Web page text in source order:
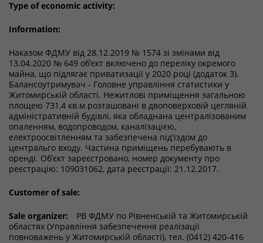
Type of economic activity:
Information:
Наказом ФДМУ від 28.12.2019 № 1574 зі змінами від
13.04.2020 № 649 об’єкт включено до переліку окремого
майна, що підлягає приватизації у 2020 році (додаток 3).
Балансоутримувач - Головне управління статистики у
Житомирській області. Нежитлові приміщення загальною
площею 731,4 кв.м розташовані в двоповерховій цегляній
адміністративній будівлі, яка обладнана централізованим
опаленням, водопроводом, каналізацією,
електроосвітленням та забезпечена під'їздом до
центральго входу. Частина приміщень перебувають в
оренді. Об’єкт зареєстровано, номер документу про
реєстрацію: 109031062, дата реєстрації: 21.12.2017.
Customer of sale:
Sale organizer:
РВ ФДМУ по Рівненській та Житомирській
областях (Управління забезпечення реалізації
повноважень у Житомирській області), тел. (0412) 420-416